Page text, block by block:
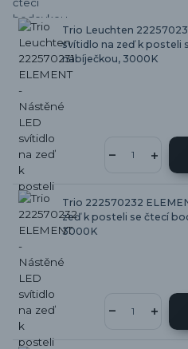
Trio Leuchten
svítidlo na zeď k posteli
nabíječkou, 3000K
Trio 222570232
zeď k posteli se čtecí
3000K